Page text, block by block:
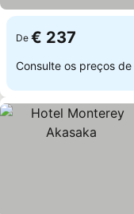
De € 237
Consulte os preços de